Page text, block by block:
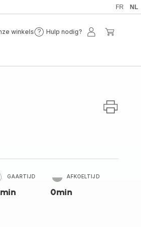
FR NL
winkels Hulp nodig?
Hulp
Mijn
GAARTIJD AFKOELTIJD
0min